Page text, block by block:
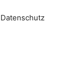
Datenschutz